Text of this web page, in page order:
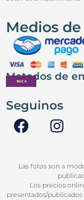
Medios
Metodos de
Seguinos
Las fotos son a
Los precios
presentados/